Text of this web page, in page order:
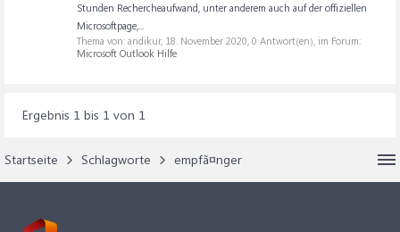
Stunden Rechercheaufwand, unter anderem auch auf der offiziellen
Microsoftpage,...
Thema von: andikur, 18. November 2020, 0 Antwort(en), im Forum:
Microsoft Outlook Hilfe
Ergebnis 1 bis 1 von 1
Startseite Schlagworte empfã¤nger